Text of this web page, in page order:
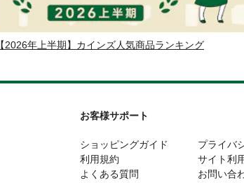
【2026年上半期】カインズ人気商品ランキング
お客様サポート
ショッピングガイド
利用規約
よくある質問
プライバ
サイト利
お問い合